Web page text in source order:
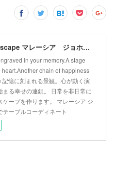
Yuki's tablescape マレーシア ジョホールバル テーブルコーディネート テーブルから幸せの連鎖広げます。
in your memory.A stage
heart.Another chain of happiness
記憶に刻まれる景観。心が動く演
まる幸せの連鎖。 日常を非日常に
ケープを作ります。 マレーシア ジ
テーブルコーディネート